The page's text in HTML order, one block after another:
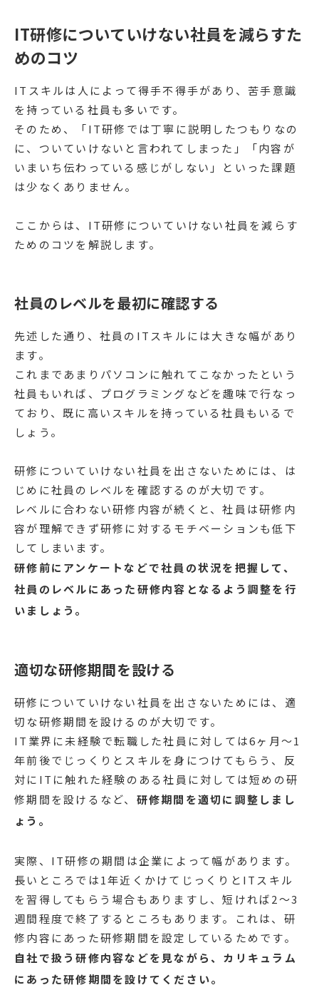
IT研修についていけない社員を減らすた
めのコツ
ITスキルは人によって得手不得手があり、苦手意識
を持っている社員も多いです。
そのため、「IT研修では丁寧に説明したつもりなの
に、ついていけないと言われてしまった」「内容が
いまいち伝わっている感じがしない」といった課題
は少なくありません。
ここからは、IT研修についていけない社員を減らす
ためのコツを解説します。
社員のレベルを最初に確認する
先述した通り、社員のITスキルには大きな幅があり
ます。
これまであまりパソコンに触れてこなかったという
社員もいれば、プログラミングなどを趣味で行なっ
ており、既に高いスキルを持っている社員もいるで
しょう。
研修についていけない社員を出さないためには、は
じめに社員のレベルを確認するのが大切です。
レベルに合わない研修内容が続くと、社員は研修内
容が理解できず研修に対するモチベーションも低下
してしまいます。
研修前にアンケートなどで社員の状況を把握して、
社員のレベルにあった研修内容となるよう調整を行
いましょう。
適切な研修期間を設ける
研修についていけない社員を出さないためには、適
切な研修期間を設けるのが大切です。
IT業界に未経験で転職した社員に対しては6ヶ月〜1
年前後でじっくりとスキルを身につけてもらう、反
対にITに触れた経験のある社員に対しては短めの研
修期間を設けるなど、 研修期間を適切に調整しまし
ょう。
実際、IT研修の期間は企業によって幅があります。
長いところでは1年近くかけてじっくりとITスキル
を習得してもらう場合もありますし、短ければ2〜3
週間程度で終了するところもあります。これは、研
修内容にあった研修期間を設定しているためです。
自社で扱う研修内容などを見ながら、カリキュラム
にあった研修期間を設けてください。